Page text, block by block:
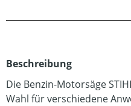
Beschreibung
Die Benzin-Motorsäge
Wahl für verschiedene